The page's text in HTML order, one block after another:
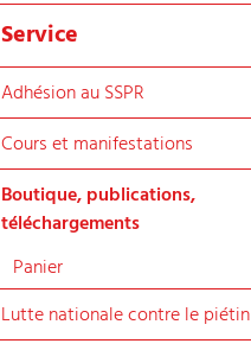
Service
Adhésion au SSPR
Cours et manifestations
Boutique, publications,
téléchargements
Panier
Lutte nationale contre le piétin